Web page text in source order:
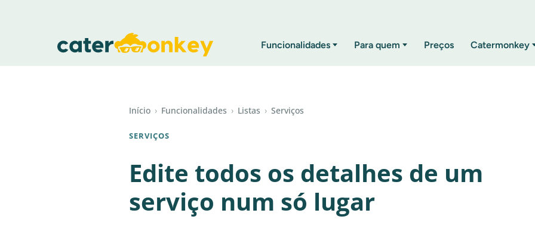
Funcionalidades Para quem Preços Catermonkey
Início › Funcionalidades › Listas › Serviços
SERVIÇOS
Edite todos os detalhes de um
serviço num só lugar